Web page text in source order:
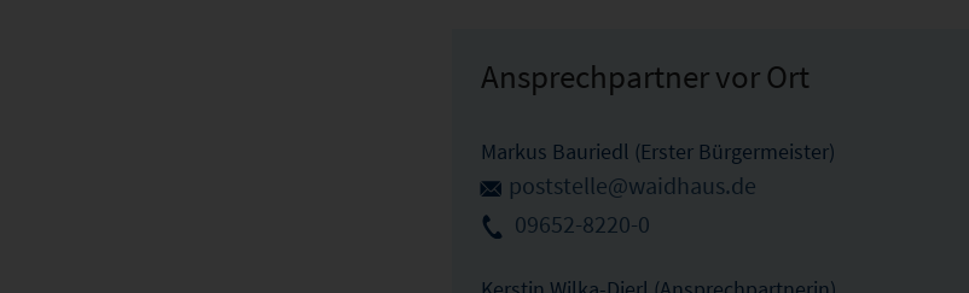
Ansprechpartner vor Ort
Markus Bauriedl (Erster Bürgermeister)
poststelle@waidhaus.de
09652-8220-0